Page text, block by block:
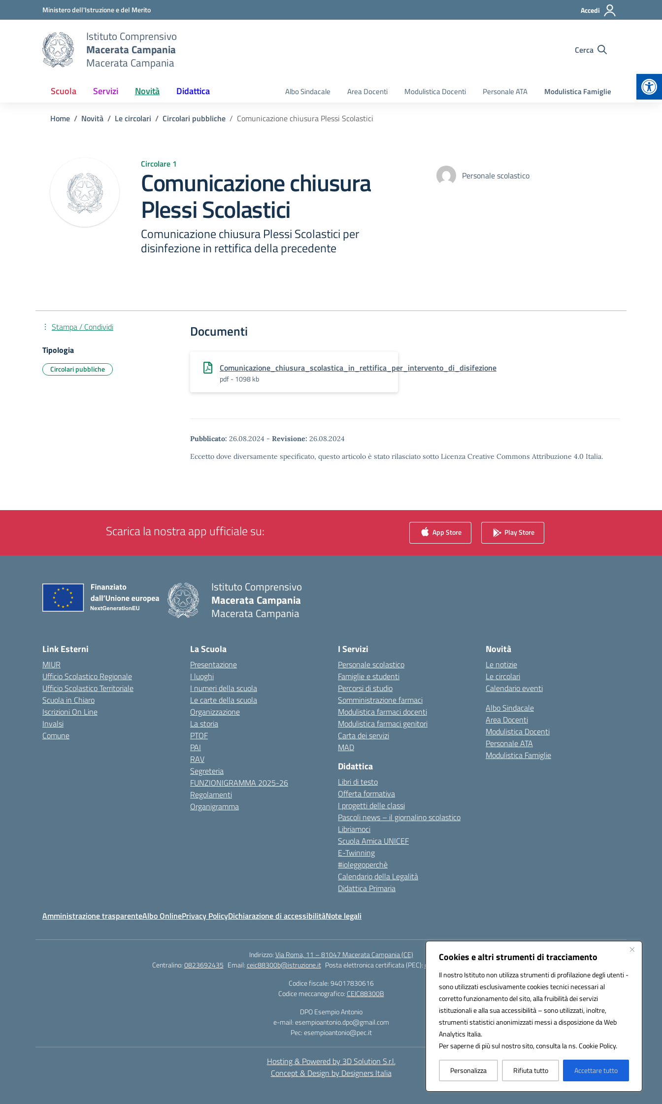
Cookies e altri strumenti di tracciamento
Il nostro Istituto non utilizza strumenti di profilazione degli utenti -
sono utilizzati esclusivamente cookies tecnici necessari al
corretto funzionamento del sito, alla fruibilità dei servizi
istituzionali e alla sua accessibilità – sono utilizzati, inoltre,
strumenti statistici anonimizzati messi a disposizione da Web
Analytics Italia.
Per saperne di più sul nostro sito, consulta la ns. Cookie Policy.
Personalizza Rifiuta tutto Accettare tutto
Vai ai contenuti
Vai al menu di navigazioneMinistero dell'Istruzione e del Merito Accedi
Istituto Comprensivo
Macerata Campania
Macerata Campania
Cerca
Scuola Servizi Novità Didattica Albo Sindacale Area Docenti Modulistica Docenti Personale ATA Modulistica Famiglie
Home Novità Le circolari Circolari pubbliche Comunicazione chiusura Plessi Scolastici
Circolare 1
Comunicazione chiusura
Plessi Scolastici
Comunicazione chiusura Plessi Scolastici per
disinfezione in rettifica della precedente
Personale scolastico
Documenti
Comunicazione_chiusura_scolastica_in_rettifica_per_intervento_di_disifezione
pdf - 1098 kb
Pubblicato: 26.08.2024 - Revisione: 26.08.2024
Eccetto dove diversamente specificato, questo articolo è stato rilasciato sotto Licenza Creative Commons Attribuzione 4.0 Italia.
Stampa / Condividi
Tipologia
Circolari pubbliche
Scarica la nostra app ufficiale su: App Store Play Store
Istituto Comprensivo
Macerata Campania
Macerata Campania
Link Esterni
MIUR
Ufficio Scolastico Regionale
Ufficio Scolastico Territoriale
Scuola in Chiaro
Iscrizioni On Line
Invalsi
Comune
La Scuola
Presentazione
I luoghi
I numeri della scuola
Le carte della scuola
Organizzazione
La storia
PTOF
PAI
RAV
Segreteria
FUNZIONIGRAMMA 2025-26
Regolamenti
Organigramma
I Servizi
Personale scolastico
Famiglie e studenti
Percorsi di studio
Somministrazione farmaci
Modulistica farmaci docenti
Modulistica farmaci genitori
Carta dei servizi
MAD
Didattica
Libri di testo
Offerta formativa
I progetti delle classi
Pascoli news – il giornalino scolastico
Libriamoci
Scuola Amica UNICEF
E-Twinning
#ioleggoperchè
Calendario della Legalità
Didattica Primaria
Novità
Le notizie
Le circolari
Calendario eventi
Albo Sindacale
Area Docenti
Modulistica Docenti
Personale ATA
Modulistica Famiglie
Amministrazione trasparenteAlbo OnlinePrivacy PolicyDichiarazione di accessibilitàNote legali
Indirizzo:Via Roma, 11 – 81047 Macerata Campania (CE)
Centralino:0823692435 Email:ceic88300b@istruzione.it Posta elettronica certificata (PEC):ceic88300b@pec.istruzione.it
Codice fiscale: 94017830616
Codice meccanografico: CEIC88300B
DPO Esempio Antonio
e-mail: esempioantonio.dpo@gmail.com
Pec: esempioantonio@pec.it
Hosting & Powered by 3D Solution S.r.l.
Concept & Design by Designers Italia